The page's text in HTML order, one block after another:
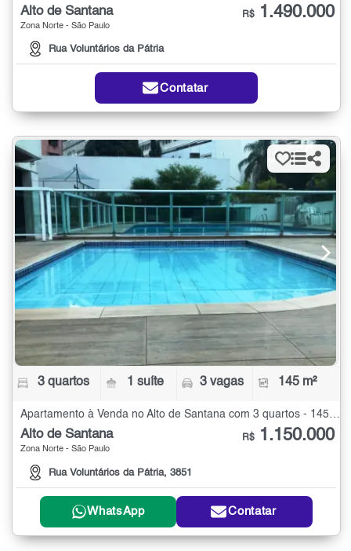
Alto de Santana
Zona Norte - São Paulo
Rua Voluntários da Pátria
R$ 1.490.000
Contatar
3 quartos 1 suíte 3 vagas 145 m²
Apartamento à Venda no Alto de Santana com 3 quartos - 145 m²
Alto de Santana
Zona Norte - São Paulo
Rua Voluntários da Pátria, 3851
R$ 1.150.000
WhatsApp Contatar